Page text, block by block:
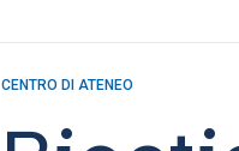
CENTRO DI ATENEO